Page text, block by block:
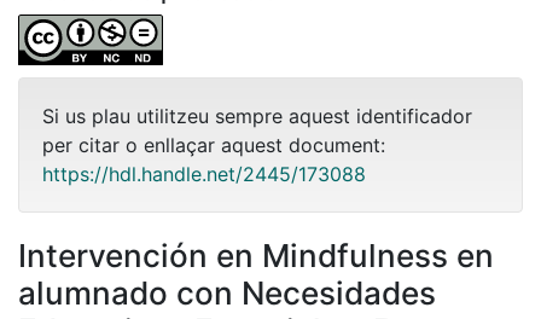
Si us plau utilitzeu sempre aquest identificador
per citar o enllaçar aquest document:
https://hdl.handle.net/2445/173088
Intervención en Mindfulness en
alumnado con Necesidades